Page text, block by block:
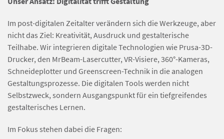
Im post-digitalen Zeitalter verändern sich die Werkzeuge, aber
nicht das Ziel: Kreativität, Ausdruck und gestalterische
Teilhabe. Wir integrieren digitale Technologien wie Prusa-3D-
Drucker, den MrBeam-Lasercutter, VR-Visiere, 360°-Kameras,
Schneideplotter und Greenscreen-Technik in die analogen
Gestaltungsprozesse. Die digitalen Tools werden nicht
Selbstzweck, sondern Ausgangspunkt für ein tiefgreifendes
gestalterisches Lernen.
Im Fokus stehen dabei die Fragen: